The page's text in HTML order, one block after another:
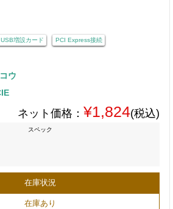
USB増設カード PCI Express接続
ウ
ネット価格： ¥1,824(税込)
スペック
在庫状況
在庫あり